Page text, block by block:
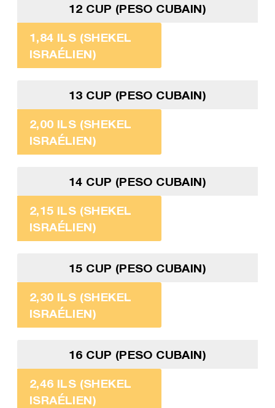
12 CUP (PESO CUBAIN)
1,84 ILS (SHEKEL
ISRAÉLIEN)
13 CUP (PESO CUBAIN)
2,00 ILS (SHEKEL
ISRAÉLIEN)
14 CUP (PESO CUBAIN)
2,15 ILS (SHEKEL
ISRAÉLIEN)
15 CUP (PESO CUBAIN)
2,30 ILS (SHEKEL
ISRAÉLIEN)
16 CUP (PESO CUBAIN)
2,46 ILS (SHEKEL
ISRAÉLIEN)